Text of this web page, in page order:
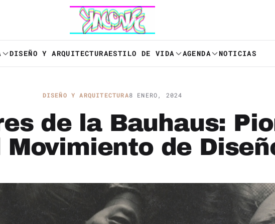
DISEÑO Y ARQUITECTURAESTILO DE VIDA AGENDA NOTICIAS
DISEÑO Y ARQUITECTURA8 ENERO, 2024
de la Bauhaus:
Movimiento de